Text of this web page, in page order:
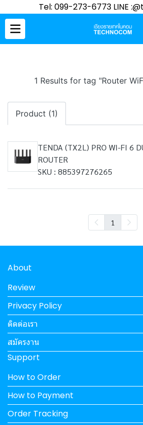
Tel: 099-273-6773 LINE
1 Results for tag "Router
Product (1)
TENDA (TX2L) PRO WI-FI 6
ROUTER
SKU : 885397276265
1
About
Review
Privacy Policy
ติดต่อเรา
สมัครงาน
Support
How to Order
How to Payment
Order Tracking